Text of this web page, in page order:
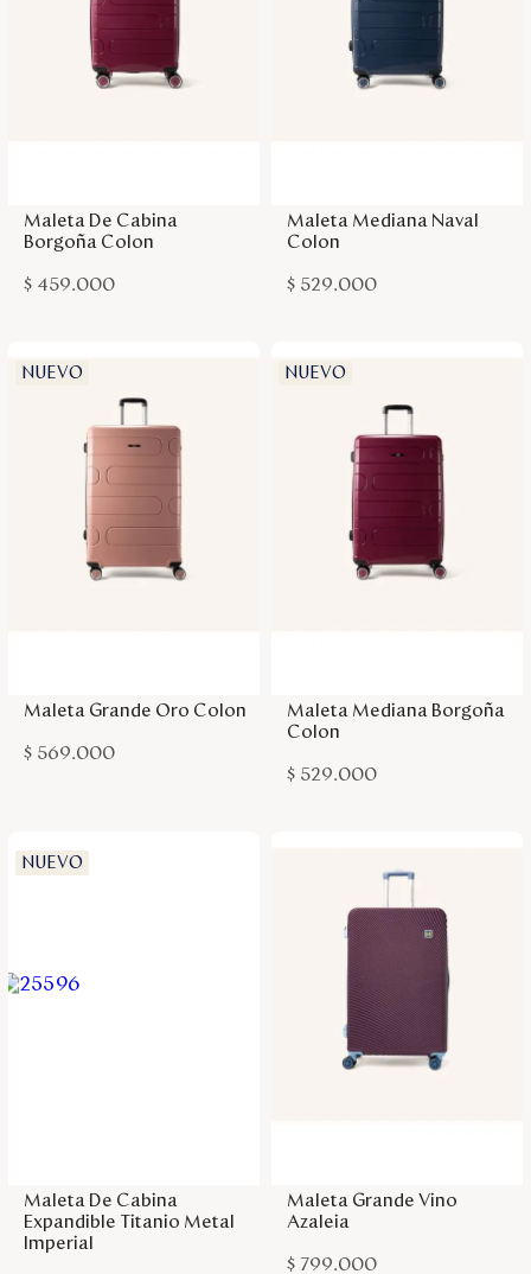
Maleta De Cabina
Borgoña Colon
$ 459.000
Maleta Mediana Naval
Colon
$ 529.000
NUEVO
Maleta Grande Oro Colon
$ 569.000
NUEVO
Maleta Mediana Borgoña
Colon
$ 529.000
NUEVO
Maleta De Cabina
Expandible Titanio Metal
Imperial
Maleta Grande Vino
Azaleia
$ 799.000